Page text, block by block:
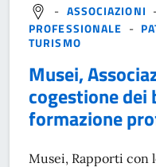
- ASSOCIAZIONI
PROFESSIONALE -
TURISMO
Musei,
cogestione dei
formazione
Musei, Rapporti con